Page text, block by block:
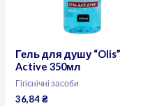
Гель для душу “Olis”
Active 350мл
Гігієнічні засоби
36,84₴